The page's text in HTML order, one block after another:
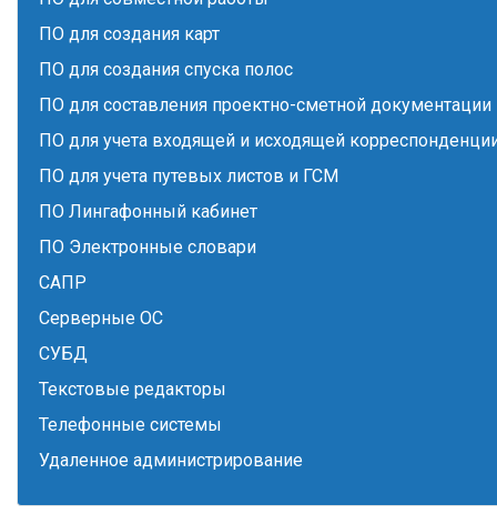
ПО для создания карт
ПО для создания спуска полос
ПО для составления проектно-сметной документации
ПО для учета входящей и исходящей
ПО для учета путевых листов и ГСМ
ПО Лингафонный кабинет
ПО Электронные словари
САПР
Серверные ОС
СУБД
Текстовые редакторы
Телефонные системы
Удаленное администрирование